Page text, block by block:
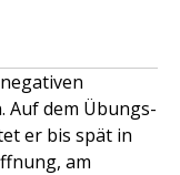
Auf dem Übungs-
er bis spät in
am